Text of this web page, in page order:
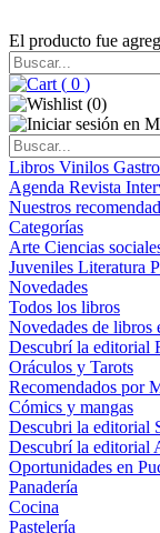
El producto fue
( 0 )
(0)
Libros Vinilos
Agenda Revista
Nuestros
Categorías
Arte Ciencias
Juveniles Literatura
Novedades
Todos los libros
Novedades de libros
Descubrí la editorial
Oráculos y Tarots
Recomendados por
Cómics y mangas
Descubri la editorial
Descubrí la editorial
Oportunidades en
Panadería
Cocina
Pastelería